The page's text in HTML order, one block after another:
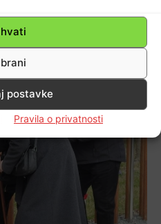
postavke
Pravila o privatnosti